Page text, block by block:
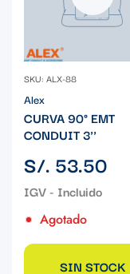
SKU: ALX-88
Alex
CURVA 90° EMT
CONDUIT 3''
Precio
regular
S/. 53.50
Agotado
SIN STOCK